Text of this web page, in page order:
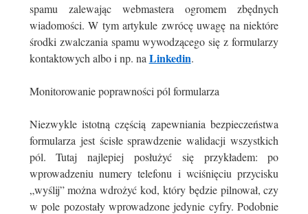
spamu zalewając webmastera ogromem zbędnych
wiadomości. W tym artykule zwrócę uwagę na niektóre
środki zwalczania spamu wywodzącego się z formularzy
kontaktowych albo i np. na Linkedin.
Monitorowanie poprawności pól formularza
Niezwykle istotną częścią zapewniania bezpieczeństwa
formularza jest ścisłe sprawdzenie walidacji wszystkich
pól. Tutaj najlepiej posłużyć się przykładem: po
wprowadzeniu numery telefonu i wciśnięciu przycisku
„wyślij” można wdrożyć kod, który będzie pilnował, czy
w pole pozostały wprowadzone jedynie cyfry. Podobnie